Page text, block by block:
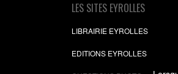
LES SITES EYROLLES
LIBRAIRIE EYROLLES
EDITIONS EYROLLES